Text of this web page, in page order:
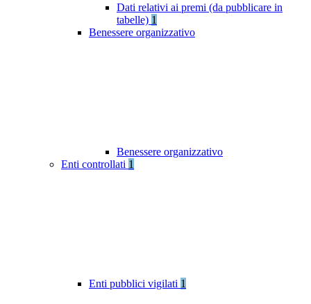
Dati relativi ai premi (da pubblicare in
tabelle) 1
Benessere organizzativo
Benessere organizzativo
Enti controllati 1
Enti pubblici vigilati 1